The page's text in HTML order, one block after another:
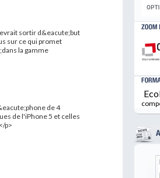
sortir d&eacute;but
sur ce qui promet
la gamme
de 4
de l'iPhone 5 et celles
p>